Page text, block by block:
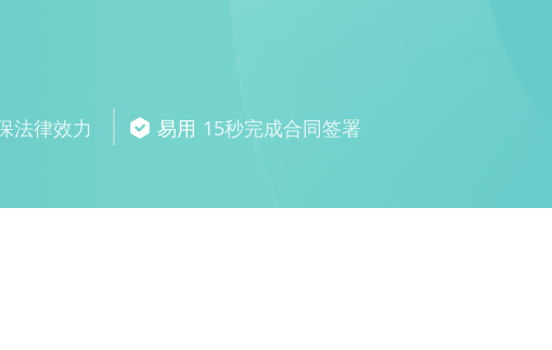
法律效力 易用 15秒完成合同签署